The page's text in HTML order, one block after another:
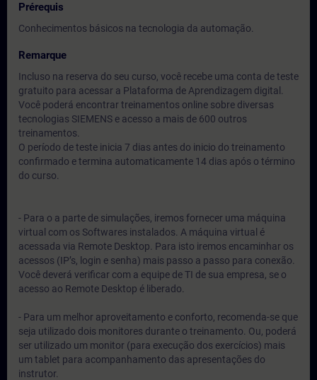
Prérequis
Conhecimentos básicos na tecnologia da automação.
Remarque
Incluso na reserva do seu curso, você recebe uma conta de teste
gratuito para acessar a Plataforma de Aprendizagem digital.
Você poderá encontrar treinamentos online sobre diversas
tecnologias SIEMENS e acesso a mais de 600 outros
treinamentos.
O período de teste inicia 7 dias antes do inicio do treinamento
confirmado e termina automaticamente 14 dias após o término
do curso.
- Para o a parte de simulações, iremos fornecer uma máquina
virtual com os Softwares instalados. A máquina virtual é
acessada via Remote Desktop. Para isto iremos encaminhar os
acessos (IP’s, login e senha) mais passo a passo para conexão.
Você deverá verificar com a equipe de TI de sua empresa, se o
acesso ao Remote Desktop é liberado.
- Para um melhor aproveitamento e conforto, recomenda-se que
seja utilizado dois monitores durante o treinamento. Ou, poderá
ser utilizado um monitor (para execução dos exercícios) mais
um tablet para acompanhamento das apresentações do
instrutor.